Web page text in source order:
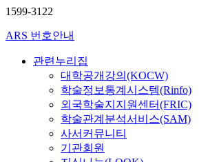
1599-3122
ARS 번호안내
관련누리집
대학공개강의(KOCW)
학술정보통계시스템(Rinfo)
외국학술지지원센터(FRIC)
학술관계분석서비스(SAM)
사서커뮤니티
기관회원